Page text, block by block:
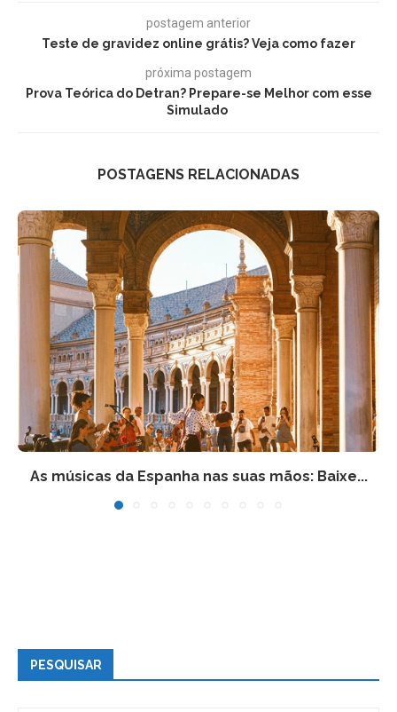
postagem anterior
Teste de gravidez online grátis? Veja como fazer
próxima postagem
Prova Teórica do Detran? Prepare-se Melhor com esse
Simulado
POSTAGENS RELACIONADAS
As músicas da Espanha nas suas mãos: Baixe...
PESQUISAR